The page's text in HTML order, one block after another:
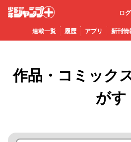
少年ジ
ャンプ
連載一覧 履歴 アプリ 新刊情
ロ
作品・コミック
がす